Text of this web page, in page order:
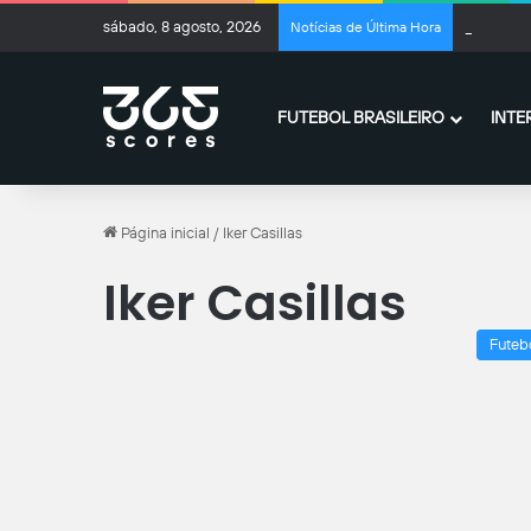
sábado, 8 agosto, 2026 Notícias de Última Hora
FUTEBOL BRASILEIRO
Página inicial / Iker Casillas
Iker Casillas